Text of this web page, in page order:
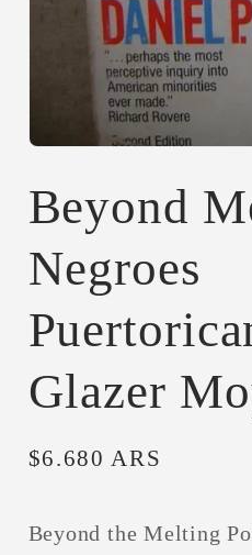
en
ventana
modal
Beyond
Negroes
Glazer
Precio
$6.680 ARS
Beyond the Melting